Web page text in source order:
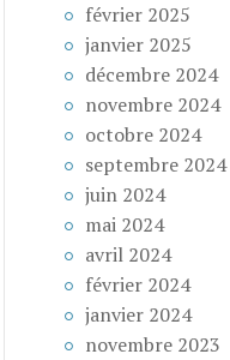
février 2025
janvier 2025
décembre 2024
novembre 2024
octobre 2024
septembre 2024
juin 2024
mai 2024
avril 2024
février 2024
janvier 2024
novembre 2023